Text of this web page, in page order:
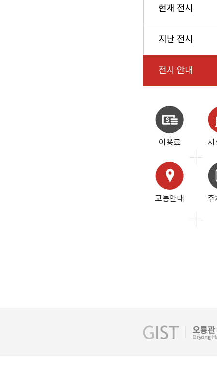
현재 전시
지난 전시
전시 안내
이용료 시
교통안내 주